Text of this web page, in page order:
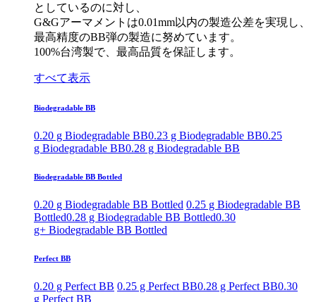
としているのに対し、
G&Gアーマメントは0.01mm以内の製造公差を実現し、
最高精度のBB弾の製造に努めています。
100%台湾製で、最高品質を保証します。
すべて表示
Biodegradable BB
0.20 g Biodegradable BB0.23 g Biodegradable BB0.25
g Biodegradable BB0.28 g Biodegradable BB
Biodegradable BB Bottled
0.20 g Biodegradable BB Bottled 0.25 g Biodegradable BB
Bottled0.28 g Biodegradable BB Bottled0.30
g+ Biodegradable BB Bottled
Perfect BB
0.20 g Perfect BB 0.25 g Perfect BB0.28 g Perfect BB0.30
g Perfect BB